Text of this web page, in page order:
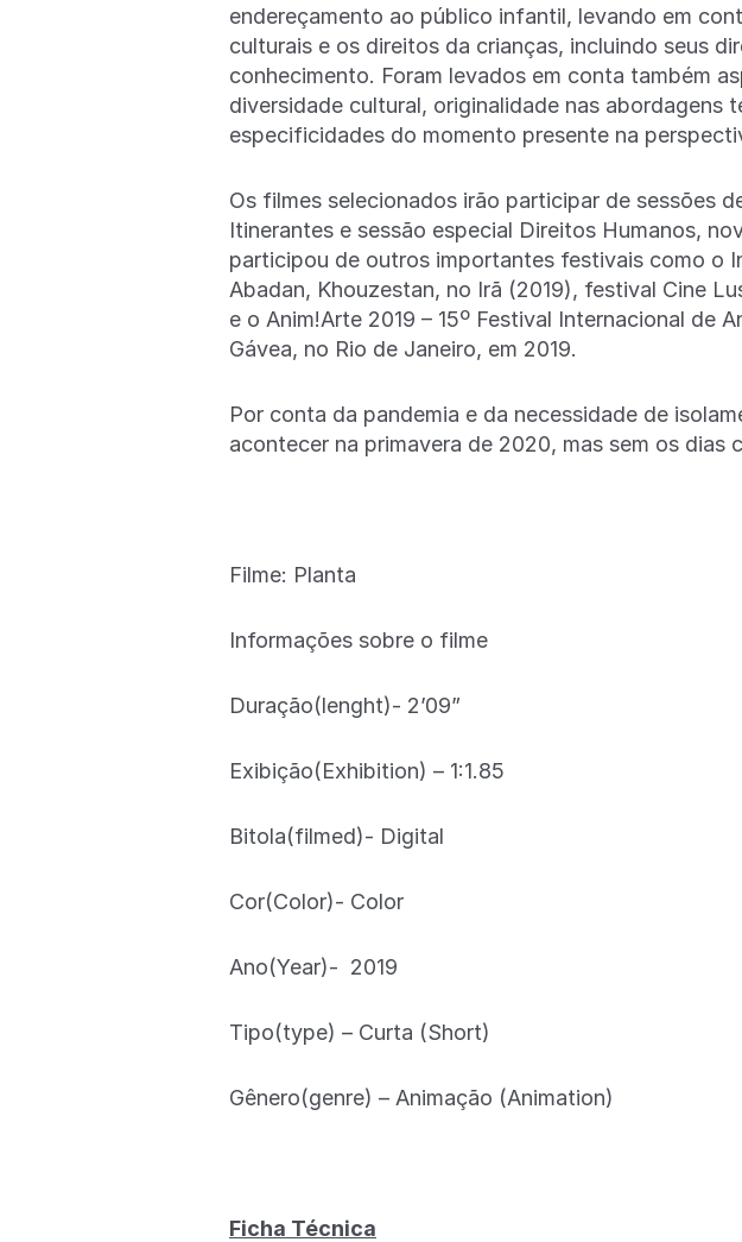
endereçamento ao público infantil, levando em
culturais e os direitos da crianças, incluindo seus
conhecimento. Foram levados em conta também
diversidade cultural, originalidade nas abordagens
especificidades do momento presente na
Os filmes selecionados irão participar de sessões
Itinerantes e sessão especial Direitos Humanos,
participou de outros importantes festivais como o
Abadan, Khouzestan, no Irã (2019), festival Cine
e o Anim!Arte 2019 – 15º Festival Internacional de
Gávea, no Rio de Janeiro, em 2019.
Por conta da pandemia e da necessidade de
acontecer na primavera de 2020, mas sem os dias
Filme: Planta
Informações sobre o filme
Duração(lenght)- 2’09”
Exibição(Exhibition) – 1:1.85
Bitola(filmed)- Digital
Cor(Color)- Color
Ano(Year)- 2019
Tipo(type) – Curta (Short)
Gênero(genre) – Animação (Animation)
Ficha Técnica